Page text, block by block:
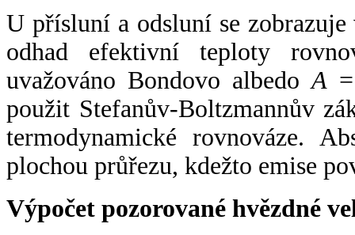
U přísluní a odsluní se
odhad efektivní teploty
uvažováno Bondovo albedoA
použit Stefanův-Boltzmannův
termodynamické rovnováze.
plochou průřezu, kdežto emise
Výpočet pozorované hvězdné